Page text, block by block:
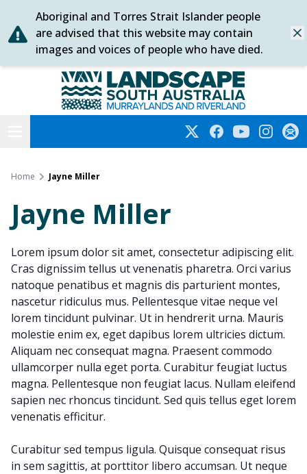
Skip
to
content
Aboriginal and Torres Strait Islander people
are advised that this website may contain
images and voices of people who have died.
Murraylands and Riverland
TwitterFacebookYouTube
Home Jayne Miller
Jayne Miller
Lorem ipsum dolor sit amet, consectetur adipiscing elit.
Cras dignissim tellus ut venenatis pharetra. Orci varius
natoque penatibus et magnis dis parturient montes,
nascetur ridiculus mus. Pellentesque vitae neque vel
lorem tincidunt pulvinar. Ut in hendrerit urna. Mauris
molestie enim ex, eget dapibus lorem ultricies dictum.
Aliquam nec consequat magna. Praesent commodo
ullamcorper nulla eget porta. Curabitur feugiat luctus
magna. Pellentesque non feugiat lacus. Nullam eleifend
sapien nec rhoncus tincidunt. Sed quis tellus eget lorem
venenatis efficitur.
Curabitur sed tempus ligula. Quisque consequat risus
in sem sagittis, at porttitor libero accumsan. Ut neque